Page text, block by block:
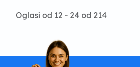
Oglasi od 12 - 24 od 214